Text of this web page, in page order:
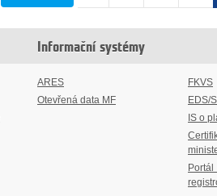
Informační systémy
ARES
Otevřená data MF
FKVS
EDS/
IS o
Portál